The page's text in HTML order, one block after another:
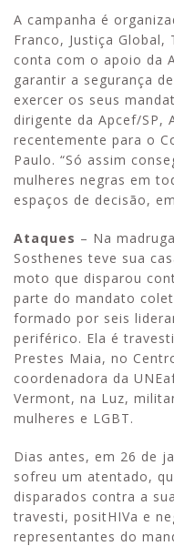
A campanha é
Franco, Justiça
conta com o apoio da
garantir a segurança
exercer os seus
dirigente da Apcef/SP,
recentemente para o
Paulo. “Só assim
mulheres negras em
espaços de decisão,
Ataques – Na
Sosthenes teve sua
moto que disparou
parte do mandato
formado por seis
periférico. Ela é
Prestes Maia, no
coordenadora da
Vermont, na Luz,
mulheres e LGBT.
Dias antes, em 26 de
sofreu um atentado,
disparados contra a
travesti, positHIVa e
representantes do